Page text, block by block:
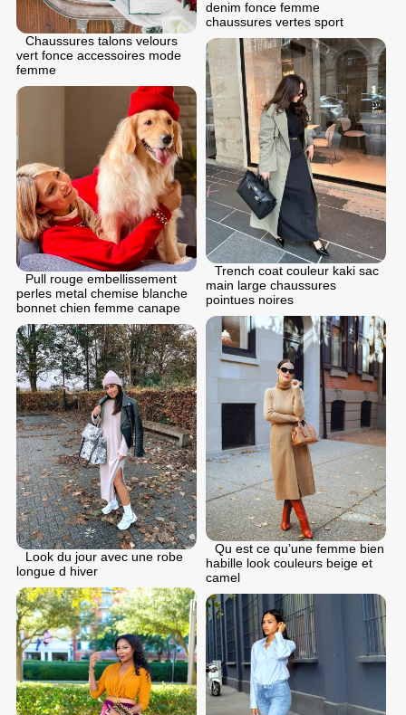
denim fonce femme
chaussures vertes sport
Chaussures talons velours
vert fonce accessoires mode
femme
Trench coat couleur kaki sac
main large chaussures
pointues noires
Pull rouge embellissement
perles metal chemise blanche
bonnet chien femme canape
Qu est ce qu’une femme bien
habille look couleurs beige et
camel
Look du jour avec une robe
longue d hiver